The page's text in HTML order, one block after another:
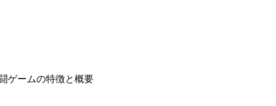
ゲームの特徴と概要